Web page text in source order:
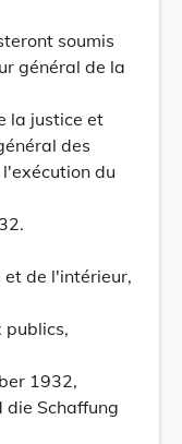
soumis
général de la
la justice et
des
du
et de l'intérieur,
publics,
1932,
Schaffung